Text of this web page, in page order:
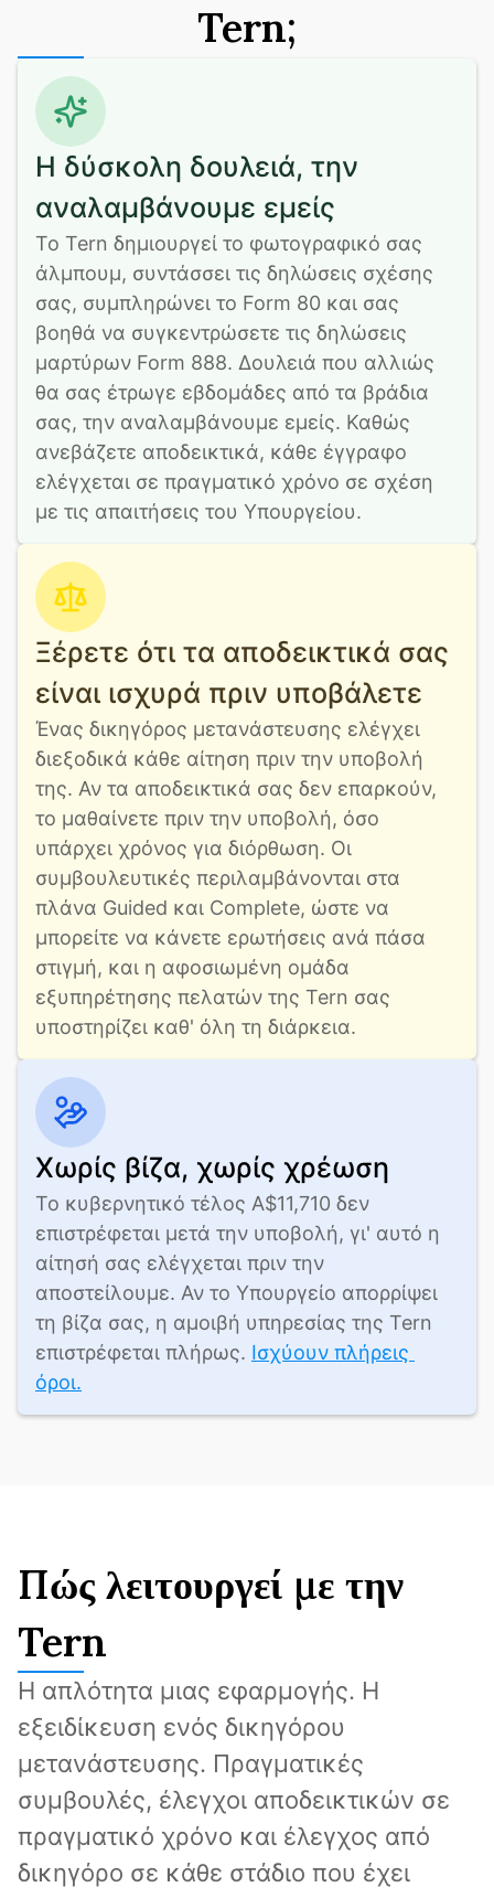
Tern;
Η δύσκολη δουλειά, την
αναλαμβάνουμε εμείς
Το Tern δημιουργεί το φωτογραφικό σας
άλμπουμ, συντάσσει τις δηλώσεις σχέσης
σας, συμπληρώνει το Form 80 και σας
βοηθά να συγκεντρώσετε τις δηλώσεις
μαρτύρων Form 888. Δουλειά που αλλιώς
θα σας έτρωγε εβδομάδες από τα βράδια
σας, την αναλαμβάνουμε εμείς. Καθώς
ανεβάζετε αποδεικτικά, κάθε έγγραφο
ελέγχεται σε πραγματικό χρόνο σε σχέση
με τις απαιτήσεις του Υπουργείου.
Ξέρετε ότι τα αποδεικτικά σας
είναι ισχυρά πριν υποβάλετε
Ένας δικηγόρος μετανάστευσης ελέγχει
διεξοδικά κάθε αίτηση πριν την υποβολή
της. Αν τα αποδεικτικά σας δεν επαρκούν,
το μαθαίνετε πριν την υποβολή, όσο
υπάρχει χρόνος για διόρθωση. Οι
συμβουλευτικές περιλαμβάνονται στα
πλάνα Guided και Complete, ώστε να
μπορείτε να κάνετε ερωτήσεις ανά πάσα
στιγμή, και η αφοσιωμένη ομάδα
εξυπηρέτησης πελατών της Tern σας
υποστηρίζει καθ' όλη τη διάρκεια.
Χωρίς βίζα, χωρίς χρέωση
Το κυβερνητικό τέλος A$11,710 δεν
επιστρέφεται μετά την υποβολή, γι' αυτό η
αίτησή σας ελέγχεται πριν την
αποστείλουμε. Αν το Υπουργείο απορρίψει
τη βίζα σας, η αμοιβή υπηρεσίας της Tern
επιστρέφεται πλήρως. Ισχύουν πλήρεις
όροι.
Πώς λειτουργεί με την
Tern
Η απλότητα μιας εφαρμογής. Η
εξειδίκευση ενός δικηγόρου
μετανάστευσης. Πραγματικές
συμβουλές, έλεγχοι αποδεικτικών σε
πραγματικό χρόνο και έλεγχος από
δικηγόρο σε κάθε στάδιο που έχει